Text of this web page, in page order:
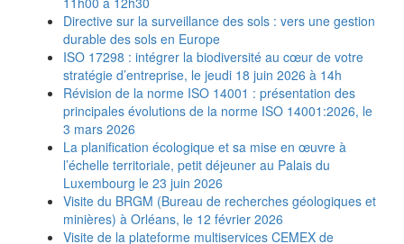
Directive sur la surveillance des sols : vers une gestion
durable des sols en Europe
ISO 17298 : intégrer la biodiversité au cœur de votre
stratégie d’entreprise, le jeudi 18 juin 2026 à 14h
Révision de la norme ISO 14001 : présentation des
principales évolutions de la norme ISO 14001:2026, le
3 mars 2026
La planification écologique et sa mise en œuvre à
l’échelle territoriale, petit déjeuner au Palais du
Luxembourg le 23 juin 2026
Visite du BRGM (Bureau de recherches géologiques et
minières) à Orléans, le 12 février 2026
Visite de la plateforme multiservices CEMEX de